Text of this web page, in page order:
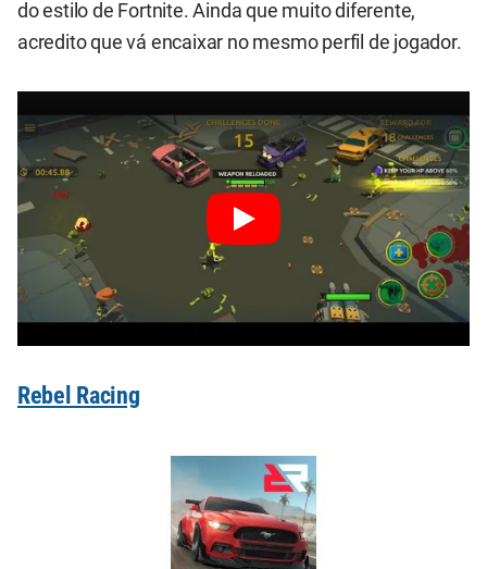
do estilo de Fortnite. Ainda que muito diferente,
acredito que vá encaixar no mesmo perfil de jogador.
Rebel Racing